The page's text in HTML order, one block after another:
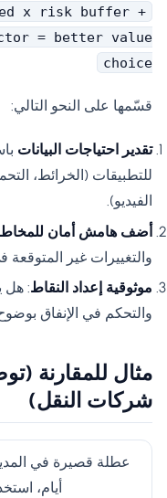
x risk buffer +
= better value
choice
قسّمها على النحو التالي:
تقدير احتياجات البيانات
للتطبيقات (الخرائط،
الفيديو).
أضف هامش أمان
والتغييرات غير
موثوقية إعداد النقاط: هل
والتحكم في الإنفاق
مثال للمقارنة
شركات النقل)
نم
طأيام،